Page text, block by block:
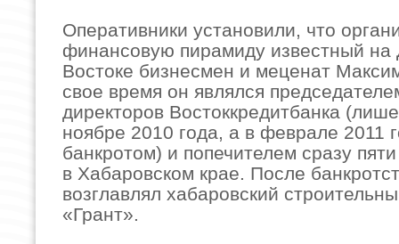
Оперативники установили, что
финансовую пирамиду известный на
Востоке бизнесмен и меценат
свое время он являлся
директоров Востоккредитбанка
ноябре 2010 года, а в феврале 2011
банкротом) и попечителем сразу
в Хабаровском крае. После
возглавлял хабаровский
«Грант».